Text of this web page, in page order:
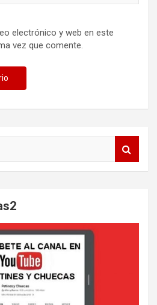
electrónico y web en este
vez que comente.